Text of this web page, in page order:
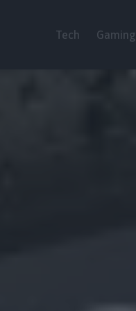
Tech Gaming